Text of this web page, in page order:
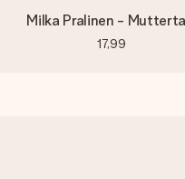
Milka Pralinen -
17,99